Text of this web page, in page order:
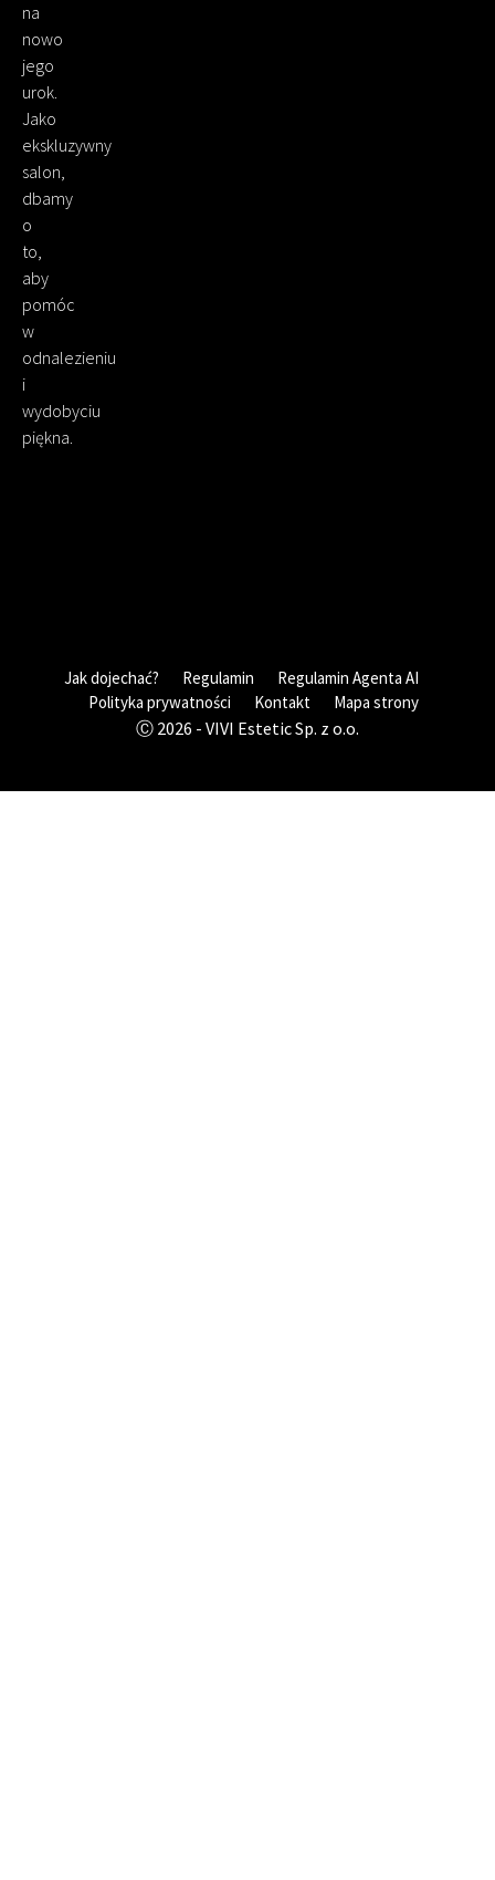
na
nowo
jego
urok.
Jako
ekskluzywny
salon,
dbamy
o
to,
aby
pomóc
w
odnalezieniu
i
wydobyciu
piękna.
Jak dojechać? Regulamin
Regulamin Agenta AI
Polityka prywatności
Kontakt Mapa strony
Ⓒ 2026 - VIVI Estetic Sp. z o.o.